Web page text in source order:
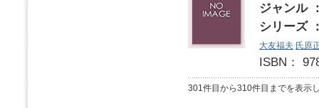
ジャンル
シリーズ
大友福夫 氏原
ISBN：
301件目から310件目までを表示